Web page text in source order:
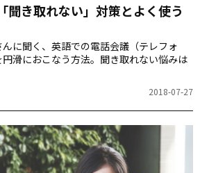
聞き取れない」対策とよく使う
に聞く、英語での電話会議（テレフォ
滑におこなう方法。聞き取れない悩みは
2018-07-27